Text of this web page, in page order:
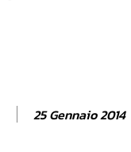
25 Gennaio 2014